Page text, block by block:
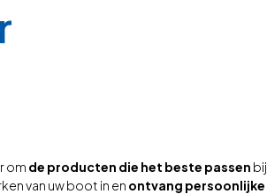
om de producten die het beste passen bij
van uw boot in en ontvang persoonlijke